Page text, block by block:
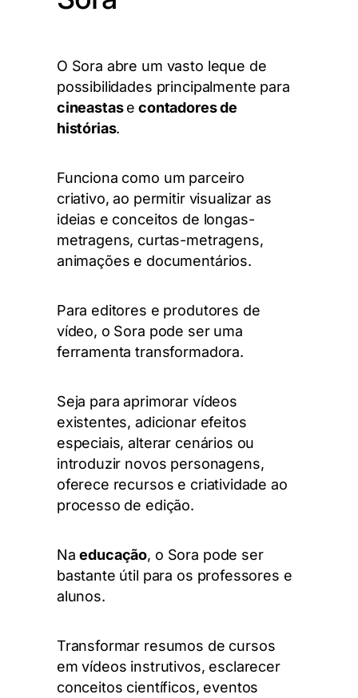
O Sora abre um vasto leque de
possibilidades principalmente para
cineastase contadores de
histórias.
Funciona como um parceiro
criativo, ao permitir visualizar as
ideias e conceitos de longas-
metragens, curtas-metragens,
animações e documentários.
Para editores e produtores de
vídeo, o Sora pode ser uma
ferramenta transformadora.
Seja para aprimorar vídeos
existentes, adicionar efeitos
especiais, alterar cenários ou
introduzir novos personagens,
oferece recursos e criatividade ao
processo de edição.
Naeducação, o Sora pode ser
bastante útil para os professores e
alunos.
Transformar resumos de cursos
em vídeos instrutivos, esclarecer
conceitos científicos, eventos